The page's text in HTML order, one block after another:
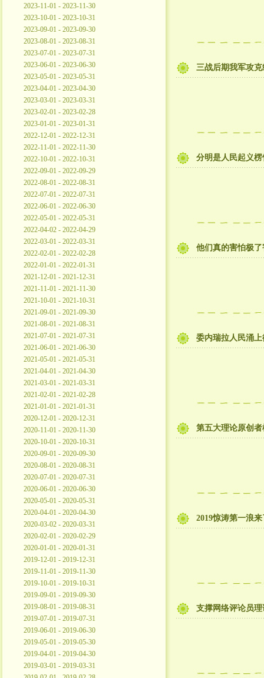
2023-11-01 - 2023-11-30
2023-10-01 - 2023-10-31
2023-09-01 - 2023-09-30
2023-08-01 - 2023-08-31
2023-07-01 - 2023-07-31
2023-06-01 - 2023-06-30
2023-05-01 - 2023-05-31
2023-04-01 - 2023-04-30
2023-03-01 - 2023-03-31
2023-02-01 - 2023-02-28
2023-01-01 - 2023-01-31
2022-12-01 - 2022-12-31
2022-11-01 - 2022-11-30
2022-10-01 - 2022-10-31
2022-09-01 - 2022-09-29
2022-08-01 - 2022-08-31
2022-07-01 - 2022-07-31
2022-06-01 - 2022-06-30
2022-05-01 - 2022-05-31
2022-04-02 - 2022-04-29
2022-03-01 - 2022-03-31
2022-02-01 - 2022-02-28
2022-01-01 - 2022-01-31
2021-12-01 - 2021-12-31
2021-11-01 - 2021-11-30
2021-10-01 - 2021-10-31
2021-09-01 - 2021-09-30
2021-08-01 - 2021-08-31
2021-07-01 - 2021-07-31
2021-06-01 - 2021-06-30
2021-05-01 - 2021-05-31
2021-04-01 - 2021-04-30
2021-03-01 - 2021-03-31
2021-02-01 - 2021-02-28
2021-01-01 - 2021-01-31
2020-12-01 - 2020-12-31
2020-11-01 - 2020-11-30
2020-10-01 - 2020-10-31
2020-09-01 - 2020-09-30
2020-08-01 - 2020-08-31
2020-07-01 - 2020-07-31
2020-06-01 - 2020-06-30
2020-05-01 - 2020-05-31
2020-04-01 - 2020-04-30
2020-03-02 - 2020-03-31
2020-02-01 - 2020-02-29
2020-01-01 - 2020-01-31
2019-12-01 - 2019-12-31
2019-11-01 - 2019-11-30
2019-10-01 - 2019-10-31
2019-09-01 - 2019-09-30
2019-08-01 - 2019-08-31
2019-07-01 - 2019-07-31
2019-06-01 - 2019-06-30
2019-05-01 - 2019-05-30
2019-04-01 - 2019-04-30
2019-03-01 - 2019-03-31
三战后期我军攻
分明是人民起义
他们真的害怕极
委内瑞拉人民涌
第五大理论原创
2019惊涛第一浪
支撑网络评论员